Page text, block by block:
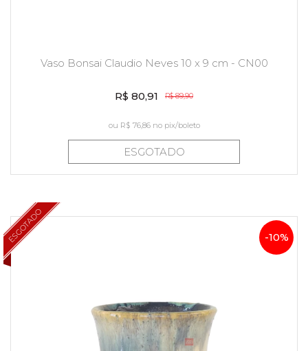
Vaso Bonsai Claudio Neves 10 x 9 cm - CN00
R$ 80,91 R$ 89,90
ou R$ 76,86no pix/boleto
ESGOTADO
ESGOTADO -10%